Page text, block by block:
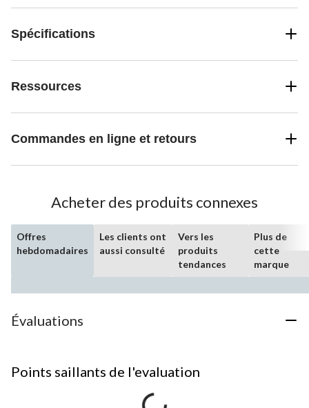
Spécifications
Ressources
Commandes en ligne et retours
Acheter des produits connexes
Offres
hebdomadaires
Les clients ont
aussi consulté
Vers les
produits
tendances
Plus de
cette
marque
Évaluations
Points saillants de l'evaluation